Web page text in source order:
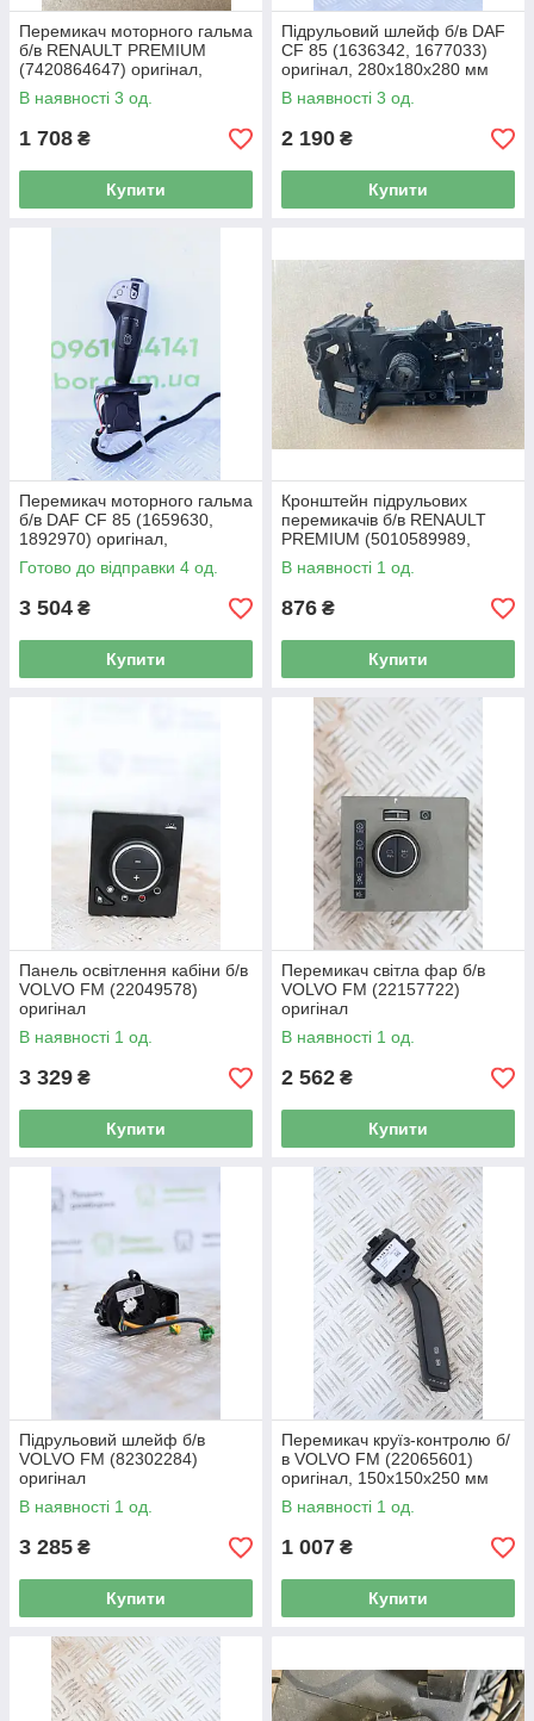
Перемикач моторного гальма
б/в RENAULT PREMIUM
(7420864647) оригінал,
200х100х250 мм
В наявності 3 од.
1 708 ₴
Купити
Підрульовий шлейф б/в DAF
CF 85 (1636342, 1677033)
оригінал, 280х180х280 мм
В наявності 3 од.
2 190 ₴
Купити
Перемикач моторного гальма
б/в DAF CF 85 (1659630,
1892970) оригінал,
70х70х220 мм
Готово до відправки 4 од.
3 504 ₴
Купити
Кронштейн підрульових
перемикачів б/в RENAULT
PREMIUM (5010589989,
345866010) оригінал
В наявності 1 од.
876 ₴
Купити
Панель освітлення кабіни б/в
VOLVO FM (22049578)
оригінал
В наявності 1 од.
3 329 ₴
Купити
Перемикач світла фар б/в
VOLVO FM (22157722)
оригінал
В наявності 1 од.
2 562 ₴
Купити
Підрульовий шлейф б/в
VOLVO FM (82302284)
оригінал
В наявності 1 од.
3 285 ₴
Купити
Перемикач круїз-контролю б/
в VOLVO FM (22065601)
оригінал, 150х150х250 мм
В наявності 1 од.
1 007 ₴
Купити